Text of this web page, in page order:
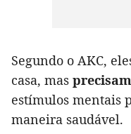
Segundo o AKC,
casa, mas
estímulos mentais
maneira saudável.